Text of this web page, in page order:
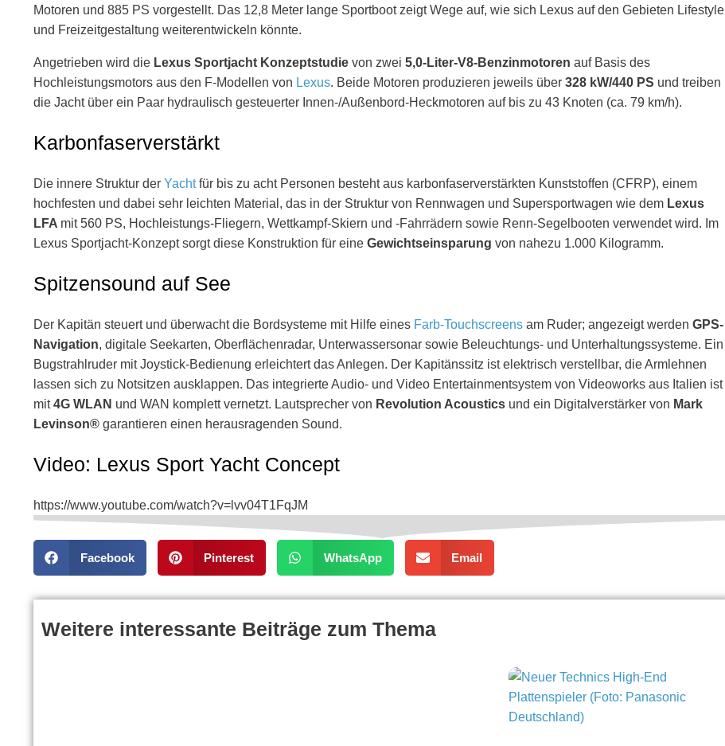
Motoren und 885 PS vorgestellt. Das 12,8 Meter lange Sportboot zeigt Wege auf, wie sich Lexus auf den Gebieten Lifestyle
und Freizeitgestaltung weiterentwickeln könnte.
Angetrieben wird die Lexus Sportjacht Konzeptstudie von zwei 5,0-Liter-V8-Benzinmotoren auf Basis des
Hochleistungsmotors aus den F-Modellen von Lexus. Beide Motoren produzieren jeweils über 328 kW/440 PS und treiben
die Jacht über ein Paar hydraulisch gesteuerter Innen-/Außenbord-Heckmotoren auf bis zu 43 Knoten (ca. 79 km/h).
Karbonfaserverstärkt
Die innere Struktur der Yachtfür bis zu acht Personen besteht aus karbonfaserverstärkten Kunststoffen (CFRP), einem
hochfesten und dabei sehr leichten Material, das in der Struktur von Rennwagen und Supersportwagen wie dem Lexus
LFA mit 560 PS, Hochleistungs-Fliegern, Wettkampf-Skiern und -Fahrrädern sowie Renn-Segelbooten verwendet wird. Im
Lexus Sportjacht-Konzept sorgt diese Konstruktion für eine Gewichtseinsparung von nahezu 1.000 Kilogramm.
Spitzensound auf See
Der Kapitän steuert und überwacht die Bordsysteme mit Hilfe eines Farb-Touchscreens am Ruder; angezeigt werden GPS-
Navigation, digitale Seekarten, Oberflächenradar, Unterwassersonar sowie Beleuchtungs- und Unterhaltungssysteme. Ein
Bugstrahlruder mit Joystick-Bedienung erleichtert das Anlegen. Der Kapitänssitz ist elektrisch verstellbar, die Armlehnen
lassen sich zu Notsitzen ausklappen. Das integrierte Audio- und Video Entertainmentsystem von Videoworks aus Italien ist
mit4G WLAN und WAN komplett vernetzt. Lautsprecher von Revolution Acoustics und ein Digitalverstärker von Mark
Levinson® garantieren einen herausragenden Sound.
Video: Lexus Sport Yacht Concept
https://www.youtube.com/watch?v=lvv04T1FqJM
Facebook Pinterest WhatsApp Email
Weitere interessante Beiträge zum Thema